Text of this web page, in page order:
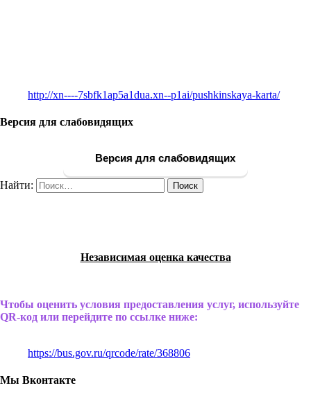
http://xn----7sbfk1ap5a1dua.xn--p1ai/pushkinskaya-karta/
Версия для слабовидящих
Версия для слабовидящих
Найти:
Независимая оценка качества
Чтобы оценить условия предоставления услуг, используйте
QR-код или перейдите по ссылке ниже:
https://bus.gov.ru/qrcode/rate/368806
Мы Вконтакте